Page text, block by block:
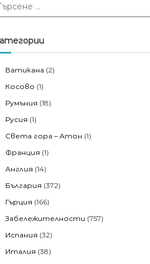
Ватикана (2)
Косово (1)
Румъния (18)
Русия (1)
Света гора – Атон (1)
Франция (1)
Англия (14)
България (372)
Гърция (166)
Забележителности (757)
Испания (32)
Италия (38)